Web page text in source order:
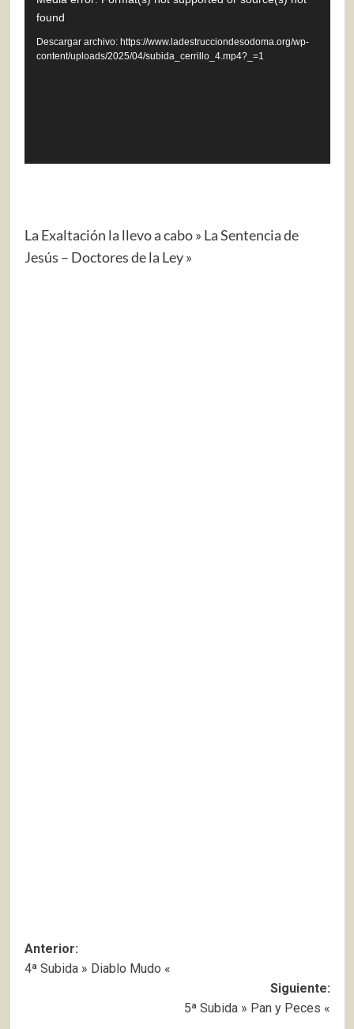
de
vídeo
found
Descargar archivo: https://www.ladestrucciondesodoma.org/wp-
content/uploads/2025/04/subida_cerrillo_4.mp4?_=1
La Exaltación la llevo a cabo » La Sentencia de
Jesús – Doctores de la Ley »
Navegación
de
Anterior:
4ª Subida » Diablo Mudo «
Siguiente:
5ª Subida » Pan y Peces «